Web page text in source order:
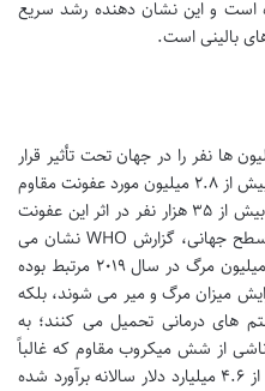
برابر شده است و این نشان دهنده رشد سریع
بالینی است.
ها نفر را در جهان تحت تأثیر قرار
می دهند. بر اساس آمار CDC، سالانه بیش از ۲.۸ میلیون مورد عفونت مقاوم
به دارو در ایالات متحده رخ می دهد و بیش از ۳۵ هزار نفر در اثر این عفونت
ها جان خود را از دست می دهند. در سطح جهانی، گزارش WHO نشان می
دهد که این نوع عفونت ها با تقریباً ۵ میلیون مرگ در سال ۲۰۱۹ مرتبط بوده
میزان مرگ و میر می شوند، بلکه
های درمانی تحمیل می کنند؛ به
از شش میکروب مقاوم که غالباً
در بیمارستان ها یافت می شوند، بیش از ۴.۶ میلیارد دلار سالانه برآورد شده